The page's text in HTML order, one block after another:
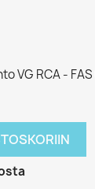
VG RCA -